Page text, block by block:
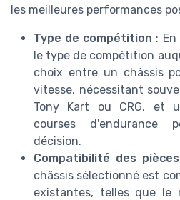
les meilleures performances
Type de compétition :
le type de compétition
choix entre un châssis
vitesse, nécessitant
Tony Kart ou CRG, et
courses d'endurance
décision.
Compatibilité des pièces
châssis sélectionné est
existantes, telles que le